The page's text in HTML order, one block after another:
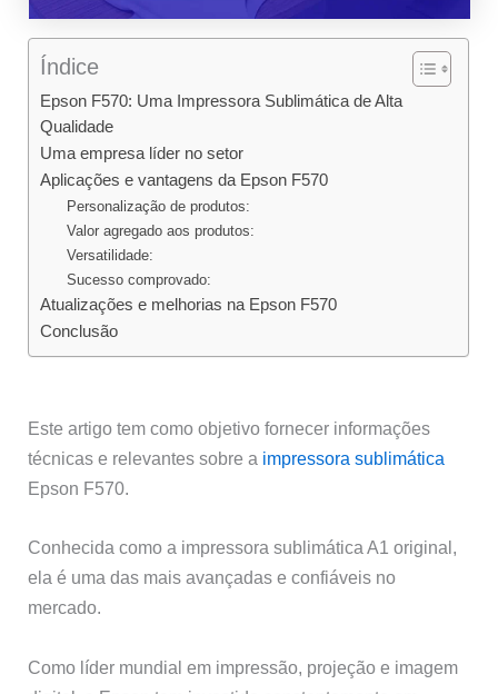
Índice
Epson F570: Uma Impressora Sublimática de Alta
Qualidade
Uma empresa líder no setor
Aplicações e vantagens da Epson F570
Personalização de produtos:
Valor agregado aos produtos:
Versatilidade:
Sucesso comprovado:
Atualizações e melhorias na Epson F570
Conclusão
Este artigo tem como objetivo fornecer informações
técnicas e relevantes sobre a impressora sublimática
Epson F570.
Conhecida como a impressora sublimática A1 original,
ela é uma das mais avançadas e confiáveis no
mercado.
Como líder mundial em impressão, projeção e imagem